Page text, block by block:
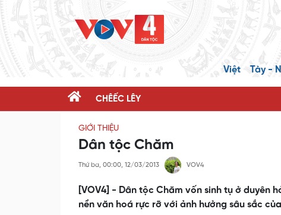
Việt Tày -
CHÊẾC LÊY
GIỚI THIỆU
Dân tộc Chăm
Thứ ba, 00:00, 12/03/2013 VOV4
[VOV4] - Dân tộc Chăm vốn sinh tụ ở duyên
nền văn hoá rực rỡ với ảnh hưởng sâu sắc